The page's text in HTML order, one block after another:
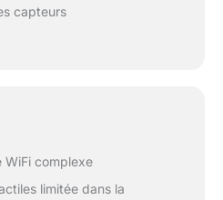
disponibles pour la
l'appariement avec le
capteur d'extérieur
capteurs
WiFi complexe
limitée dans la